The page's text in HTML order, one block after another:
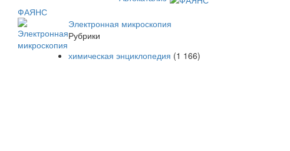
ФАЯНС
Электронная микроскопия
Рубрики
химическая энциклопедия (1 166)